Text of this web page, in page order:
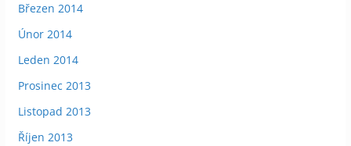
Březen 2014
Únor 2014
Leden 2014
Prosinec 2013
Listopad 2013
Říjen 2013